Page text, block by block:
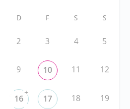
D F S S
2 3 4 5
9 10 11 12
16
+
17 18 19